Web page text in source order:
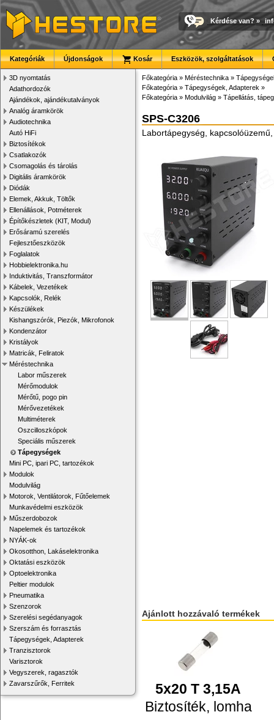
Kérdése van? »
Kategóriák Újdonságok Kosár Eszközök, szolgáltatások
3D nyomtatás
Adathordozók
Ajándékok, ajándékutalványok
Analóg áramkörök
Audiotechnika
Autó HiFi
Biztosítékok
Csatlakozók
Csomagolás és tárolás
Digitális áramkörök
Diódák
Elemek, Akkuk, Töltők
Ellenállások, Potméterek
Építőkészletek (KIT, Modul)
Erősáramú szerelés
Fejlesztőeszközök
Foglalatok
Hobbielektronika.hu
Induktivitás, Transzformátor
Kábelek, Vezetékek
Kapcsolók, Relék
Készülékek
Kishangszórók, Piezók, Mikrofonok
Kondenzátor
Kristályok
Matricák, Feliratok
Méréstechnika
Labor műszerek
Mérőmodulok
Mérőtű, pogo pin
Mérővezetékek
Multiméterek
Oszcilloszkópok
Speciális műszerek
Tápegységek
Mini PC, ipari PC, tartozékok
Modulok
Modulvilág
Motorok, Ventilátorok, Fűtőelemek
Munkavédelmi eszközök
Műszerdobozok
Napelemek és tartozékok
NYÁK-ok
Okosotthon, Lakáselektronika
Oktatási eszközök
Optoelektronika
Peltier modulok
Pneumatika
Szenzorok
Szerelési segédanyagok
Szerszám és forrasztás
Tápegységek, Adapterek
Tranzisztorok
Varisztorok
Vegyszerek, ragasztók
Zavarszűrők, Ferritek
Főkategória » Méréstechnika »
Főkategória » Tápegységek, Adapterek »
Főkategória » Modulvilág » Tápellátás,
SPS-C3206
Labortápegység,
Ajánlott hozzávaló termékek
5x20 T 3,15A
Biztosíték, lomha